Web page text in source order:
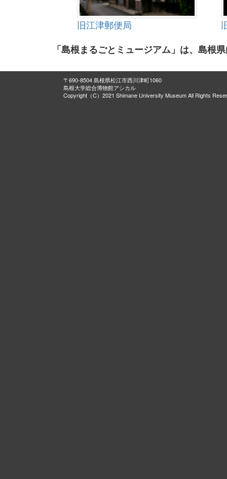
旧江津郵便局
「島根まるごとミュージアム」は、島根
〒690-8504 島根県松江市西川津町1060
島根大学総合博物館アシカル
Copyright（C）2021 Shimane University Museum All Rights